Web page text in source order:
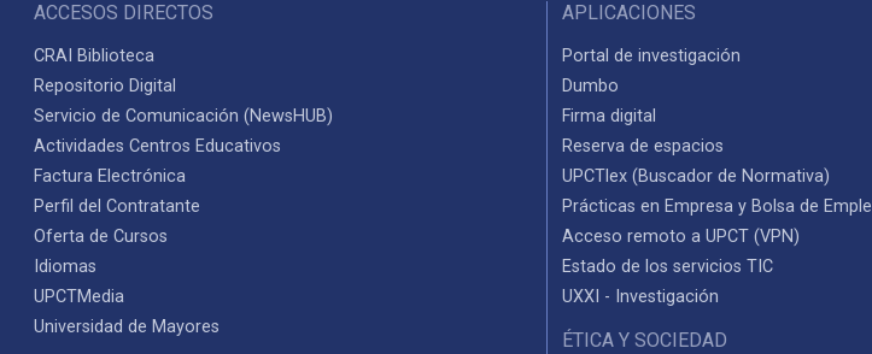
ACCESOS DIRECTOS
CRAI Biblioteca
Repositorio Digital
Servicio de Comunicación (NewsHUB)
Actividades Centros Educativos
Factura Electrónica
Perfil del Contratante
Oferta de Cursos
Idiomas
UPCTMedia
Universidad de Mayores
APLICACIONES
Portal de investigación
Dumbo
Firma digital
Reserva de espacios
UPCTlex (Buscador de Normativa)
Prácticas en Empresa y Bolsa de
Acceso remoto a UPCT (VPN)
Estado de los servicios TIC
UXXI - Investigación
ÉTICA Y SOCIEDAD